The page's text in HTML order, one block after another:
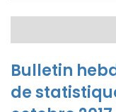
Bulletin
de